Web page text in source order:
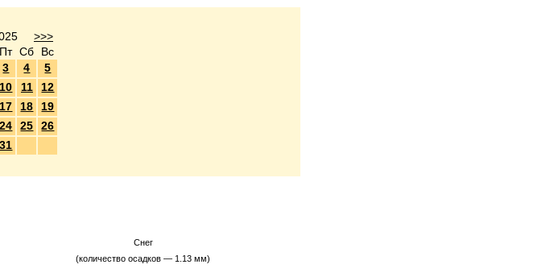
>>>
Пт Сб
Вс
3 4
5
10 11
12
17 18
19
24 25
26
31
Cнег
(количество осадков — 1.13 мм)